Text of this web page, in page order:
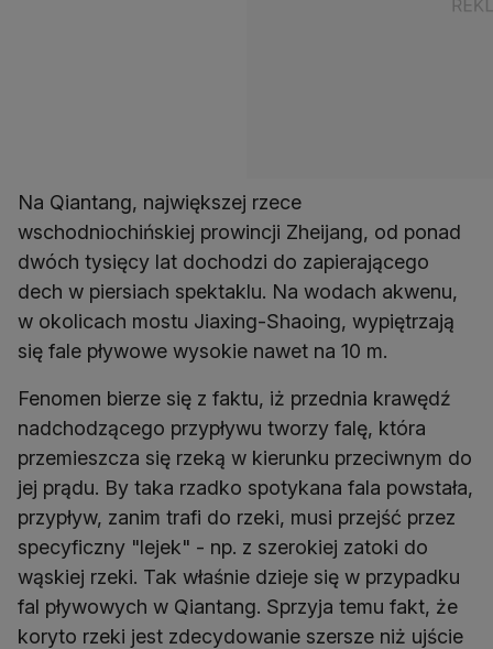
Na Qiantang, największej rzece
wschodniochińskiej prowincji Zheijang, od ponad
dwóch tysięcy lat dochodzi do zapierającego
dech w piersiach spektaklu. Na wodach akwenu,
w okolicach mostu Jiaxing-Shaoing, wypiętrzają
się fale pływowe wysokie nawet na 10 m.
Fenomen bierze się z faktu, iż przednia krawędź
nadchodzącego przypływu tworzy falę, która
przemieszcza się rzeką w kierunku przeciwnym do
jej prądu. By taka rzadko spotykana fala powstała,
przypływ, zanim trafi do rzeki, musi przejść przez
specyficzny "lejek" - np. z szerokiej zatoki do
wąskiej rzeki. Tak właśnie dzieje się w przypadku
fal pływowych w Qiantang. Sprzyja temu fakt, że
koryto rzeki jest zdecydowanie szersze niż ujście